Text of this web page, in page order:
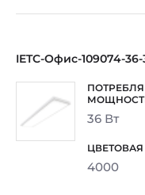
IETC-Офис-109074-
36 Вт
4000